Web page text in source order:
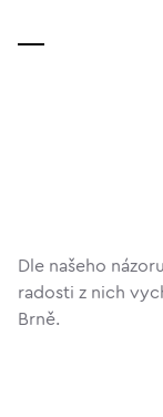
Dle našeho
radosti z nich
Brně.